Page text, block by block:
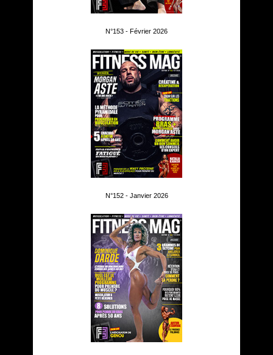
N°153 - Février 2026
N°152 - Janvier 2026